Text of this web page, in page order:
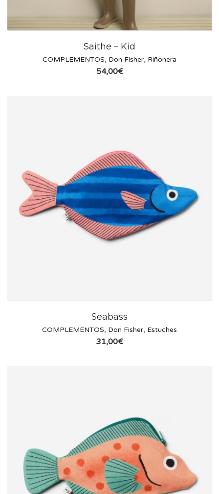
Saithe – Kid
COMPLEMENTOS, Don Fisher, Riñonera
54,00€
Seabass
COMPLEMENTOS, Don Fisher, Estuches
31,00€